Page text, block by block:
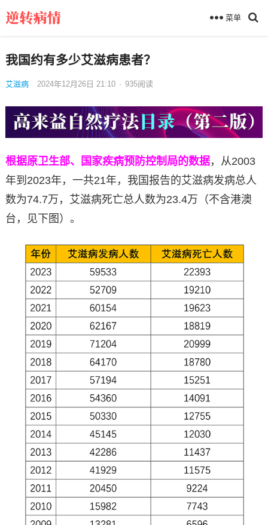
菜单
我国约有多少艾滋病患者？
艾滋病 2024年12月26日 21:10 · 935阅读
根据原卫生部、国家疾病预防控制局的数据，从2003
年到2023年，一共21年，我国报告的艾滋病发病总人
数为74.7万，艾滋病死亡总人数为23.4万（不含港澳
台，见下图）。